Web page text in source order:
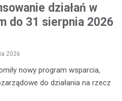
działań w
do 31 sierpnia 2026
2026
nowy program wsparcia,
do działania na rzecz